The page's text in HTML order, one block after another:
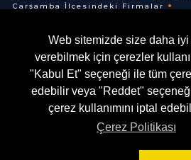
Web sitemizde size daha iyi
verebilmek için çerezler
"Kabul Et" seçeneği ile tüm
edebilir veya "Reddet"
çerez kullanımını iptal
Çerez Politikası
Çarşamba İlçesindeki Firmalar
Terme
Vezirköprü
Vezirköprü Firma Rehberi